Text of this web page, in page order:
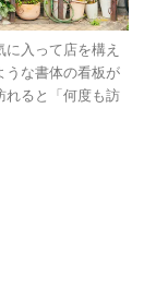
入って店を構え
うな書体の看板が
れると「何度も訪